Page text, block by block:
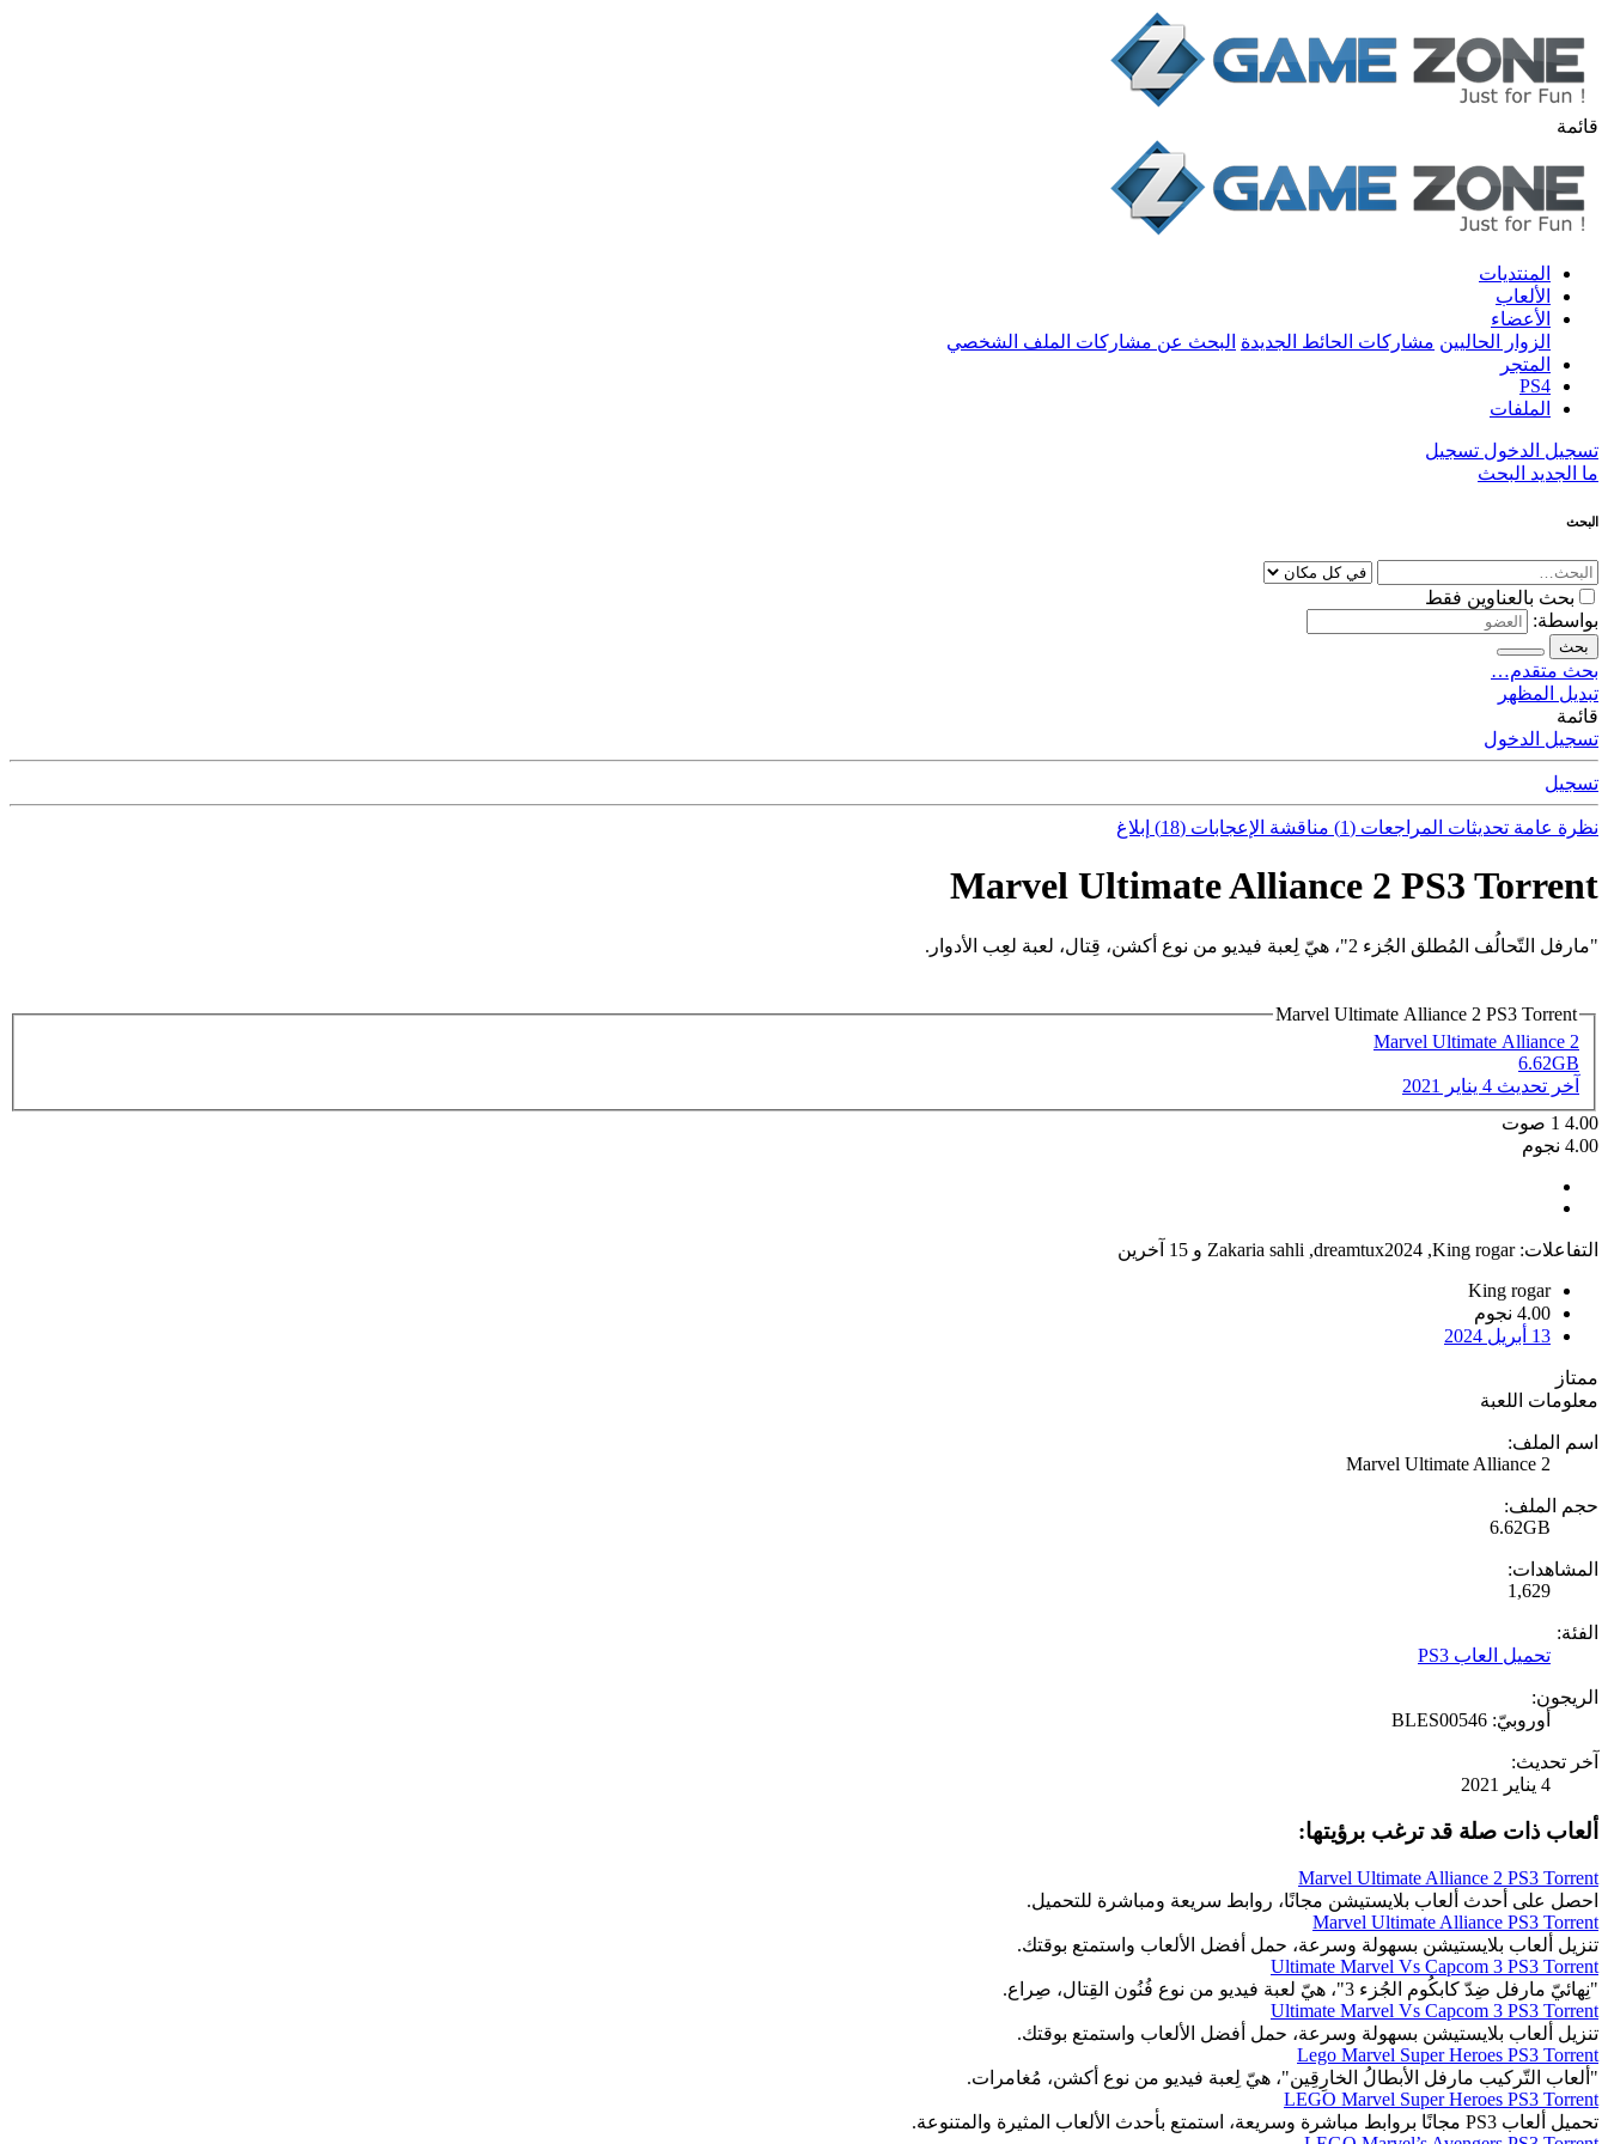
قائمة
المنتديات
الألعاب
الأعضاء
الزوار الحاليين مشاركات الحائط الجديدة البحث عن مشاركات الملف الشخصي
المتجر
PS4
الملفات
تسجيل الدخول تسجيل
ما الجديد البحث
البحث
بحث بالعناوين فقط
بواسطة:
بحث
بحث متقدم…
تبديل المظهر
قائمة
تسجيل الدخول
تسجيل
نظرة عامة تحديثات المراجعات (1) مناقشة الإعجابات (18) إبلاغ
Marvel Ultimate Alliance 2 PS3 Torrent
"مارفل التّحالُف المُطلق الجُزء 2"، هيّ لِعبة فيديو من نوع أكشن، قِتال، لعبة لعِب الأدوار.
Marvel Ultimate Alliance 2 PS3 Torrent
Marvel Ultimate Alliance 2
6.62GB
آخر تحديث 4 يناير 2021
4.00
1 صوت
4.00 نجوم
التفاعلات: King rogar
,
dreamtux2024
,
Zakaria sahli و 15 آخرين
King rogar
4.00 نجوم
13 أبريل 2024
ممتاز
معلومات اللعبة
اسم الملف:
Marvel Ultimate Alliance 2
حجم الملف:
6.62GB
المشاهدات:
1,629
الفئة:
تحميل العاب PS3
الريجون:
أوروبيّ: BLES00546
آخر تحديث:
4 يناير 2021
ألعاب ذات صلة قد ترغب برؤيتها:
Marvel Ultimate Alliance 2 PS3 Torrent
احصل على أحدث ألعاب بلايستيشن مجانًا، روابط سريعة ومباشرة للتحميل.
Marvel Ultimate Alliance PS3 Torrent
تنزيل ألعاب بلايستيشن بسهولة وسرعة، حمل أفضل الألعاب واستمتع بوقتك.
Ultimate Marvel Vs Capcom 3 PS3 Torrent
"نِهائيّ مارفل ضِدّ كابكُوم الجُزء 3"، هيّ لعبة فيديو من نوع فُنُون القِتال، صِراع.
Ultimate Marvel Vs Capcom 3 PS3 Torrent
تنزيل ألعاب بلايستيشن بسهولة وسرعة، حمل أفضل الألعاب واستمتع بوقتك.
Lego Marvel Super Heroes PS3 Torrent
"ألعاب التّركيب مارفل الأبطالُ الخارِقِين"، هيّ لِعبة فيديو من نوع أكشن، مُغامرات.
LEGO Marvel Super Heroes PS3 Torrent
تحميل ألعاب PS3 مجانًا بروابط مباشرة وسريعة، استمتع بأحدث الألعاب المثيرة والمتنوعة.